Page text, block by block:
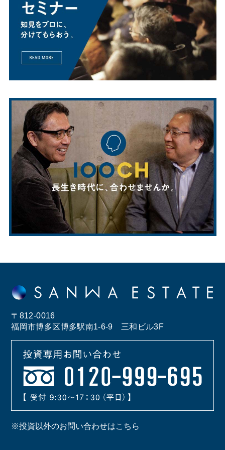
〒812-0016
福岡市博多区博多駅南1-6-9 三和ビル3F
※投資以外のお問い合わせはこちら